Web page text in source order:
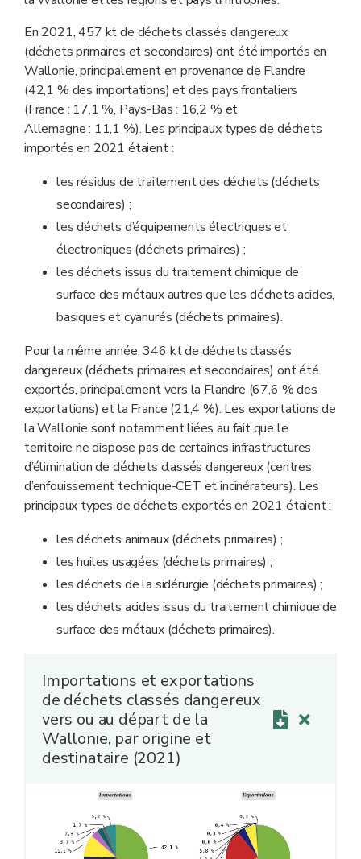
En 2021, 457 kt de déchets classés dangereux
(déchets primaires et secondaires) ont été importés en
Wallonie, principalement en provenance de Flandre
(42,1 % des importations) et des pays frontaliers
(France : 17,1 %, Pays-Bas : 16,2 % et
Allemagne : 11,1 %). Les principaux types de déchets
importés en 2021 étaient :
les résidus de traitement des déchets (déchets
secondaires) ;
les déchets d’équipements électriques et
électroniques (déchets primaires) ;
les déchets issus du traitement chimique de
surface des métaux autres que les déchets acides,
basiques et cyanurés (déchets primaires).
Pour la même année, 346 kt de déchets classés
dangereux (déchets primaires et secondaires) ont été
exportés, principalement vers la Flandre (67,6 % des
exportations) et la France (21,4 %). Les exportations de
la Wallonie sont notamment liées au fait que le
territoire ne dispose pas de certaines infrastructures
d’élimination de déchets classés dangereux (centres
d’enfouissement technique-CET et incinérateurs). Les
principaux types de déchets exportés en 2021 étaient :
les déchets animaux (déchets primaires) ;
les huiles usagées (déchets primaires) ;
les déchets de la sidérurgie (déchets primaires) ;
les déchets acides issus du traitement chimique de
surface des métaux (déchets primaires).
Importations et exportations
de déchets classés dangereux
vers ou au départ de la
Wallonie, par origine et
destinataire (2021)